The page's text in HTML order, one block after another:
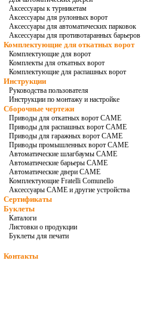
Аксессуары к турникетам
Аксессуары для рулонных ворот
Аксессуары для автоматических парковок
Аксессуары для противотаранных барьеров
Комплектующие для откатных ворот
Комплектующие для ворот
Комплекты для откатных ворот
Комплектующие для распашных ворот
Инструкции
Руководства пользователя
Инструкции по монтажу и настройке
Сборочные чертежи
Приводы для откатных ворот CAME
Приводы для распашных ворот CAME
Приводы для гаражных ворот CAME
Приводы промышленных ворот CAME
Автоматические шлагбаумы CAME
Автоматические барьеры CAME
Автоматические двери CAME
Комплектующие Fratelli Comunello
Аксессуары CAME и другие устройства
Сертификаты
Буклеты
Каталоги
Листовки о продукции
Буклеты для печати
Контакты